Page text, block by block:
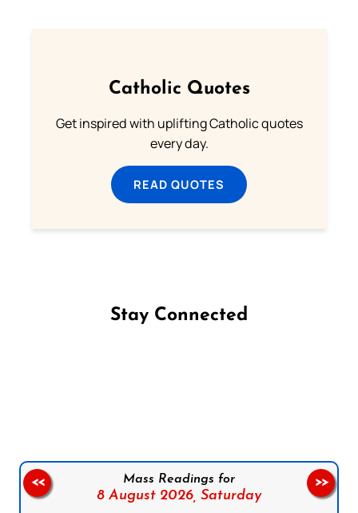
Catholic Quotes
Get inspired with uplifting Catholic quotes
every day.
READ QUOTES
Stay Connected
Mass Readings for
8 August 2026, Saturday
<< >>